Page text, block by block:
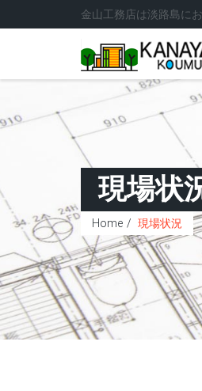
金山工務店は淡路島に
現場状
Home 現場状況